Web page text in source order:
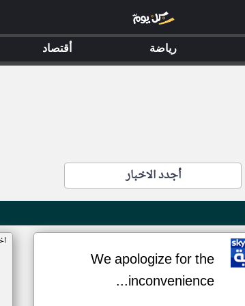
أجدد الاخبار
We apologize for the
inconvenience...
رياضة أقتصاد